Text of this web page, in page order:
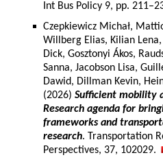
Int Bus Policy 9, pp.
Czepkiewicz Michał,
Willberg Elias, Kilian
Dick, Gosztonyi Ákos,
Sanna, Jacobson Lisa,
Dawid, Dillman Kevin,
(2026) Sufficient mobility
Research agenda for
frameworks and
research. Transportation
Perspectives, 37, 102029.